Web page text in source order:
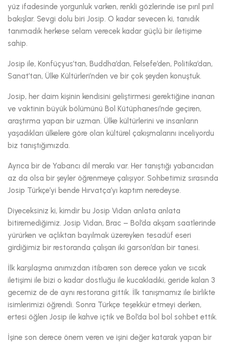
yüz ifadesinde yorgunluk varken, renkli gözlerinde ise pırıl pırıl
bakışlar. Sevgi dolu biri Josip. O kadar sevecen ki, tanıdık
tanımadık herkese selam verecek kadar güçlü bir iletişime
sahip.
Josip ile, Konfüçyus’tan, Buddha’dan, Felsefe’den, Politika’dan,
Sanat’tan, Ülke Kültürleri’nden ve bir çok şeyden konuştuk.
Josip, her daim kişinin kendisini geliştirmesi gerektiğine inanan
ve vaktinin büyük bölümünü Bol Kütüphanesi’nde geçiren,
araştırma yapan bir uzman. Ülke kültürlerini ve insanların
yaşadıkları ülkelere göre olan kültürel çakışmalarını inceliyordu
biz tanıştığımızda.
Ayrıca bir de Yabancı dil merakı var. Her tanıştığı yabancıdan
az da olsa bir şeyler öğrenmeye çalışıyor. Sohbetimiz sırasında
Josip Türkçe’yi bende Hırvatça’yı kaptım neredeyse.
Diyeceksiniz ki, kimdir bu Josip Vidan anlata anlata
bitiremediğimiz. Josip Vidan, Brac – Bol’da akşam saatlerinde
yürürken ve açlıktan bayılmak üzereyken tesadüf eseri
girdiğimiz bir restoranda çalışan iki garson’dan bir tanesi.
İlk karşılaşma anımızdan itibaren son derece yakın ve sıcak
iletişimi ile bizi o kadar dostluğu ile kucakladıki, geride kalan 3
gecemiz de de aynı restorana gittik. İlk tanışmamız ile birlikte
isimlerimizi öğrendi. Sonra Türkçe teşekkür etmeyi derken,
ertesi öğlen Josip ile kahve içtik ve Bol’da bol bol sohbet ettik.
İşine son derece önem veren ve işini değer katarak yapan bir